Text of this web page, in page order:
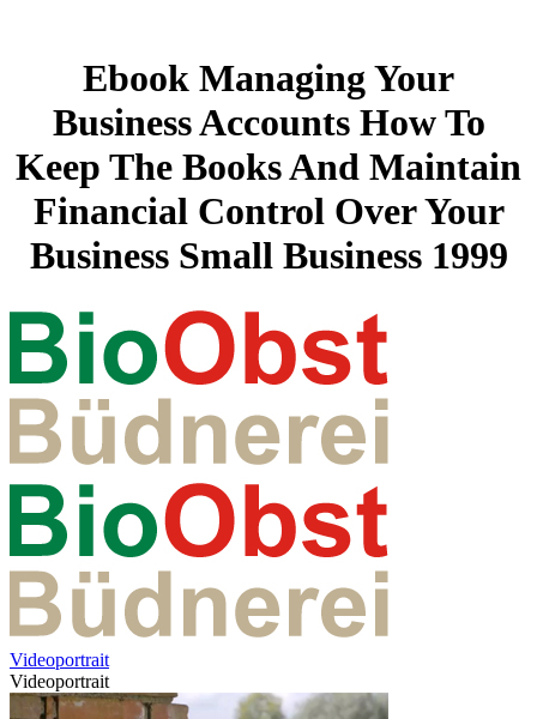
Ebook Managing Your
Business Accounts How To
Keep The Books And Maintain
Financial Control Over Your
Business Small Business 1999
Videoportrait
Videoportrait